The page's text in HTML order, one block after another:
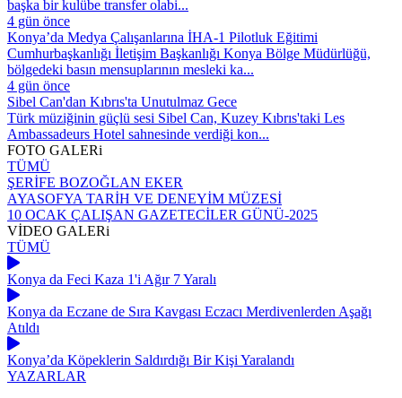
başka bir kulübe transfer olabi...
4 gün önce
Konya’da Medya Çalışanlarına İHA-1 Pilotluk Eğitimi
Cumhurbaşkanlığı İletişim Başkanlığı Konya Bölge Müdürlüğü,
bölgedeki basın mensuplarının mesleki ka...
4 gün önce
Sibel Can'dan Kıbrıs'ta Unutulmaz Gece
Türk müziğinin güçlü sesi Sibel Can, Kuzey Kıbrıs'taki Les
Ambassadeurs Hotel sahnesinde verdiği kon...
FOTO GALERi
TÜMÜ
ŞERİFE BOZOĞLAN EKER
AYASOFYA TARİH VE DENEYİM MÜZESİ
10 OCAK ÇALIŞAN GAZETECİLER GÜNÜ-2025
VİDEO GALERi
TÜMÜ
Konya da Feci Kaza 1'i Ağır 7 Yaralı
Konya da Eczane de Sıra Kavgası Eczacı Merdivenlerden Aşağı
Atıldı
Konya’da Köpeklerin Saldırdığı Bir Kişi Yaralandı
YAZARLAR